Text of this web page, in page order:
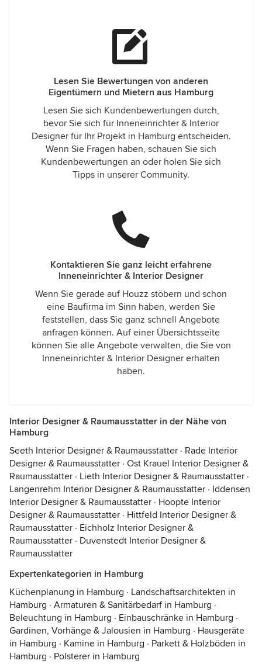
Lesen Sie Bewertungen von anderen
Eigentümern und Mietern aus Hamburg
Lesen Sie sich Kundenbewertungen durch,
bevor Sie sich für Inneneinrichter & Interior
Designer für Ihr Projekt in Hamburg entscheiden.
Wenn Sie Fragen haben, schauen Sie sich
Kundenbewertungen an oder holen Sie sich
Tipps in unserer Community.
Kontaktieren Sie ganz leicht erfahrene
Inneneinrichter & Interior Designer
Wenn Sie gerade auf Houzz stöbern und schon
eine Baufirma im Sinn haben, werden Sie
feststellen, dass Sie ganz schnell Angebote
anfragen können. Auf einer Übersichtsseite
können Sie alle Angebote verwalten, die Sie von
Inneneinrichter & Interior Designer erhalten
haben.
Interior Designer & Raumausstatter in der Nähe von
Hamburg
Seeth Interior Designer & Raumausstatter · Rade Interior
Designer & Raumausstatter · Ost Krauel Interior Designer &
Raumausstatter · Lieth Interior Designer & Raumausstatter ·
Langenrehm Interior Designer & Raumausstatter · Iddensen
Interior Designer & Raumausstatter · Hoopte Interior
Designer & Raumausstatter · Hittfeld Interior Designer &
Raumausstatter · Eichholz Interior Designer &
Raumausstatter · Duvenstedt Interior Designer &
Raumausstatter
Expertenkategorien in Hamburg
Küchenplanung in Hamburg · Landschaftsarchitekten in
Hamburg · Armaturen & Sanitärbedarf in Hamburg ·
Beleuchtung in Hamburg · Einbauschränke in Hamburg ·
Gardinen, Vorhänge & Jalousien in Hamburg · Hausgeräte
in Hamburg · Kamine in Hamburg · Parkett & Holzböden in
Hamburg · Polsterer in Hamburg